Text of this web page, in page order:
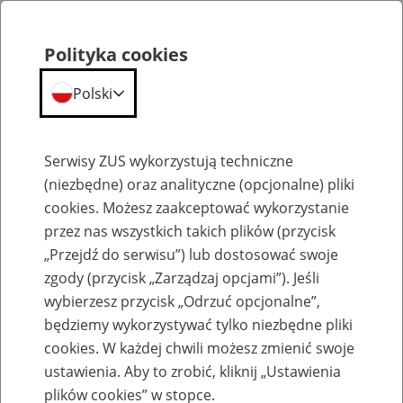
Szkolenia
Zaproś ZUS do siebie: Aktywni 50+
Polityka cookies
Polski
Serwisy ZUS wykorzystują techniczne
(niezbędne) oraz analityczne (opcjonalne) pliki
cookies. Możesz zaakceptować wykorzystanie
przez nas wszystkich takich plików (przycisk
„Przejdź do serwisu”) lub dostosować swoje
zgody (przycisk „Zarządzaj opcjami”). Jeśli
wybierzesz przycisk „Odrzuć opcjonalne”,
będziemy wykorzystywać tylko niezbędne pliki
cookies. W każdej chwili możesz zmienić swoje
ustawienia. Aby to zrobić, kliknij „Ustawienia
plików cookies” w stopce.